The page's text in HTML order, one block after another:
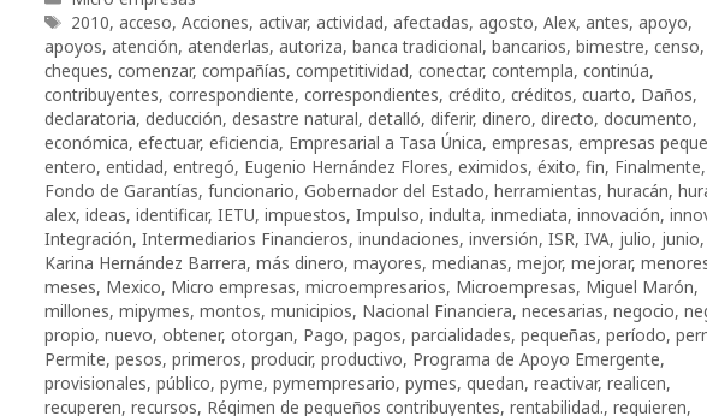
Etiquetas
2010, acceso, Acciones, activar, actividad, afectadas, agosto, Alex, antes, apoyo,
apoyos, atención, atenderlas, autoriza, banca tradicional, bancarios, bimestre, censo,
cheques, comenzar, compañías, competitividad, conectar, contempla, continúa,
contribuyentes, correspondiente, correspondientes, crédito, créditos, cuarto, Daños,
declaratoria, deducción, desastre natural, detalló, diferir, dinero, directo, documento,
económica, efectuar, eficiencia, Empresarial a Tasa Única, empresas, empresas
entero, entidad, entregó, Eugenio Hernández Flores, eximidos, éxito, fin, Finalmente,
Fondo de Garantías, funcionario, Gobernador del Estado, herramientas, huracán,
alex, ideas, identificar, IETU, impuestos, Impulso, indulta, inmediata, innovación,
Integración, Intermediarios Financieros, inundaciones, inversión, ISR, IVA, julio, junio,
Karina Hernández Barrera, más dinero, mayores, medianas, mejor, mejorar,
meses, Mexico, Micro empresas, microempresarios, Microempresas, Miguel Marón,
millones, mipymes, montos, municipios, Nacional Financiera, necesarias, negocio,
propio, nuevo, obtener, otorgan, Pago, pagos, parcialidades, pequeñas, período,
Permite, pesos, primeros, producir, productivo, Programa de Apoyo Emergente,
provisionales, público, pyme, pymempresario, pymes, quedan, reactivar, realicen,
recuperen, recursos, Régimen de pequeños contribuyentes, rentabilidad., requieren,